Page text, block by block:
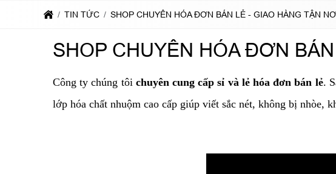
TIN TỨC SHOP CHUYÊN HÓA ĐƠN BÁN LẺ - GIAO HÀNG TẬN
SHOP CHUYÊN HÓA ĐƠN
Công ty chúng tôi chuyên cung cấp sỉ và lẻ hóa đơn bán lẻ.
lớp hóa chất nhuộm cao cấp giúp viết sắc nét, không bị nhòe,